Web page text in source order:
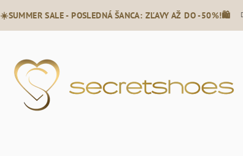
☀️SUMMER SALE - POSLEDNÁ ŠANCA: ZĽAVY AŽ DO -50%!🛍️